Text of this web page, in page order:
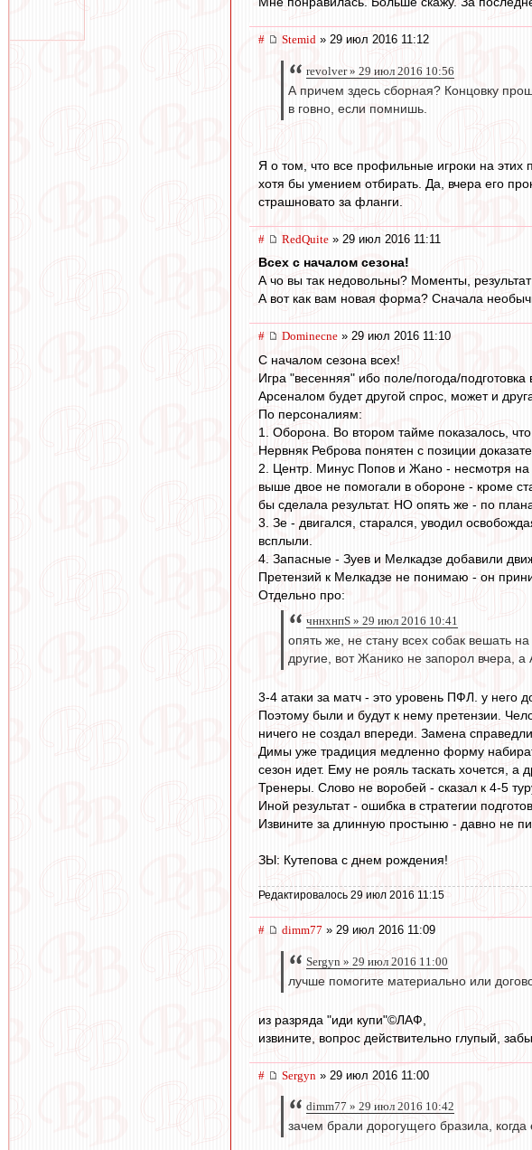
# Stemid » 29 июл 2016 11:12
revolver » 29 июл 2016 10:56
А причем здесь сборная? Концовку
в говно, если помнишь.
Я о том, что все профильные игроки на
хотя бы умением отбирать. Да, вчера его
страшновато за фланги.
# RedQuite » 29 июл 2016 11:11
Всех с началом сезона!
А чо вы так недовольны? Моменты,
А вот как вам новая форма? Сначала
# Dominecne » 29 июл 2016 11:10
С началом сезона всех!
Игра "весенняя" ибо поле/погода/
Арсеналом будет другой спрос, может и
По персоналиям:
1. Оборона. Во втором тайме показалось,
Нервняк Реброва понятен с позиции
2. Центр. Минус Попов и Жано - несмотря на
выше двое не помогали в обороне - кроме
бы сделала результат. НО опять же - по
3. Зе - двигался, старался, уводил
всплыли.
4. Запасные - Зуев и Мелкадзе добавили
Претензий к Мелкадзе не понимаю - он
Отдельно про:
чннхнпS » 29 июл 2016 10:41
опять же, не стану всех собак вешать
другие, вот Жанико не запорол вчера,
3-4 атаки за матч - это уровень ПФЛ. у него
Поэтому были и будут к нему претензии.
ничего не создал впереди. Замена
Димы уже традиция медленно форму
сезон идет. Ему не рояль таскать хочется, а
Тренеры. Слово не воробей - сказал к 4-5
Иной результат - ошибка в стратегии
Извините за длинную простыню - давно не
ЗЫ: Кутепова с днем рождения!
Редактировалось 29 июл 2016 11:15
# dimm77 » 29 июл 2016 11:09
Sergyn » 29 июл 2016 11:00
лучше помогите материально или
из разряда "иди купи"©ЛАФ,
извините, вопрос действительно глупый,
# Sergyn » 29 июл 2016 11:00
dimm77 » 29 июл 2016 10:42
зачем брали дорогущего бразила,